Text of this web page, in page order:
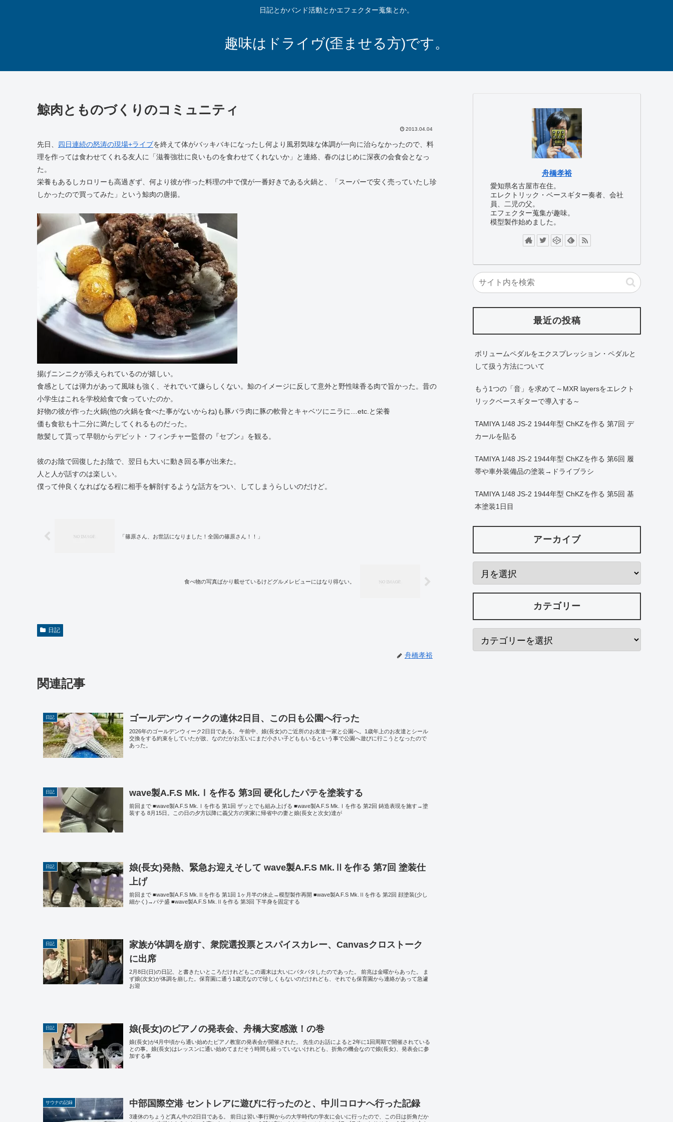
日記とかバンド活動とかエフェクター蒐集とか。
趣味はドライヴ(歪ませる方)です。
鯨肉とものづくりのコミュニティ
2013.04.04
先日、 四日連続の怒涛の現場+ライブを終えて体がバッキバキになったし何より風邪気味な体調が一向に治らなかったので、料
理を作っては食わせてくれる友人に「滋養強壮に良いものを食わせてくれないか」と連絡、春のはじめに深夜の会食会となっ
た。
栄養もあるしカロリーも高過ぎず、何より彼が作った料理の中で僕が一番好きである火鍋と、「スーパーで安く売っていたし珍
しかったので買ってみた」という鯨肉の唐揚。
揚げニンニクが添えられているのが嬉しい。
食感としては弾力があって風味も強く、それでいて嫌らしくない。鯨のイメージに反して意外と野性味香る肉で旨かった。昔の
小学生はこれを学校給食で食っていたのか。
好物の彼が作った火鍋(他の火鍋を食べた事がないからね)も豚バラ肉に豚の軟骨とキャベツにニラに…etc.と栄養
価も食欲も十二分に満たしてくれるものだった。
散髪して貰って早朝からデビット・フィンチャー監督の『セブン』を観る。
彼のお陰で回復したお陰で、翌日も大いに動き回る事が出来た。
人と人が話すのは楽しい。
僕って仲良くなればなる程に相手を解剖するような話方をつい、してしまうらしいのだけど。
「篠原さん、お世話になりました！全国の篠原さん！！」
食べ物の写真ばかり載せているけどグルメレビューにはなり得ない。
日記
舟橋孝裕
関連記事
日記 ゴールデンウィークの連休2日目、この日も公園へ行った
2026年のゴールデンウィーク2日目である。 午前中、娘(長女)のご近所のお友達一家と公園へ。1歳年上のお友達とシール
交換をする約束をしていたが故、なのだがお互いにまだ小さい子どももいるという事で公園へ遊びに行こうとなったので
あった。
日記 wave製A.F.S Mk.Ⅰを作る 第3回 硬化したパテを塗装する
前回まで ■wave製A.F.S Mk.Ⅰを作る 第1回 ザッとでも組み上げる ■wave製A.F.S Mk.Ⅰを作る 第2回 鋳造表現を施す→塗
装する 8月15日。この日の夕方以降に義父方の実家に帰省中の妻と娘(長女と次女)達が
日記
娘(長女)発熱、緊急お迎えそして wave製A.F.S Mk.Ⅱを作る 第7回 塗装仕
上げ
前回まで ■wave製A.F.S Mk.Ⅱを作る 第1回 1ヶ月半の休止→模型製作再開 ■wave製A.F.S Mk.Ⅱを作る 第2回 顔塗装(少し
細かく)→パテ盛 ■wave製A.F.S Mk.Ⅱを作る 第3回 下半身を固定する
日記
家族が体調を崩す、衆院選投票とスパイスカレー、Canvasクロストーク
に出席
2月8日(日)の日記、と書きたいところだけれどもこの週末は大いにバタバタしたのであった。 前兆は金曜からあった。 ま
ず娘(次女)が体調を崩した。保育園に通う1歳児なので珍しくもないのだけれども、それでも保育園から連絡があって急遽
お迎
日記 娘(長女)のピアノの発表会、舟橋大変感激！の巻
娘(長女)が4月中頃から通い始めたピアノ教室の発表会が開催された。 先生のお話によると2年に1回周期で開催されている
との事。娘(長女)はレッスンに通い始めてまだそう時間も経っていないけれども、折角の機会なので娘(長女)、発表会に参
加する事
サウナの記録 中部国際空港 セントレアに遊びに行ったのと、中川コロナへ行った記録
3連休のちょうど真ん中の2日目である。 前日は習い事行脚からの大学時代の学友に会いに行ったので、この日は折角だか
舟橋孝裕
愛知県名古屋市在住。
エレクトリック・ベースギター奏者、会社
員、二児の父。
エフェクター蒐集が趣味。
模型製作始めました。
最近の投稿
ボリュームペダルをエクスプレッション・ペダルと
して扱う方法について
もう1つの「音」を求めて～MXR layersをエレクト
リックベースギターで導入する～
TAMIYA 1/48 JS-2 1944年型 ChKZを作る 第7回 デ
カールを貼る
TAMIYA 1/48 JS-2 1944年型 ChKZを作る 第6回 履
帯や車外装備品の塗装→ドライブラシ
TAMIYA 1/48 JS-2 1944年型 ChKZを作る 第5回 基
本塗装1日目
アーカイブ
カテゴリー